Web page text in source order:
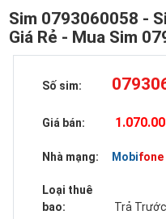
Sim 0793060058 -
Giá Rẻ - Mua Sim
Số sim:
Giá bán:
Nhà mạng: Mobifone
Loại thuê
bao:
Trả Trước